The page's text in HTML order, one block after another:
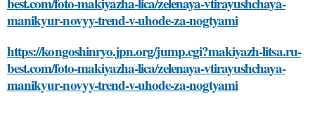
manikyur-novyy-trend-v-uhode-za-nogtyami
https://kongoshinryo.jpn.org/jump.cgi?makiyazh-litsa.ru-
best.com/foto-makiyazha-lica/zelenaya-vtirayushchaya-
manikyur-novyy-trend-v-uhode-za-nogtyami